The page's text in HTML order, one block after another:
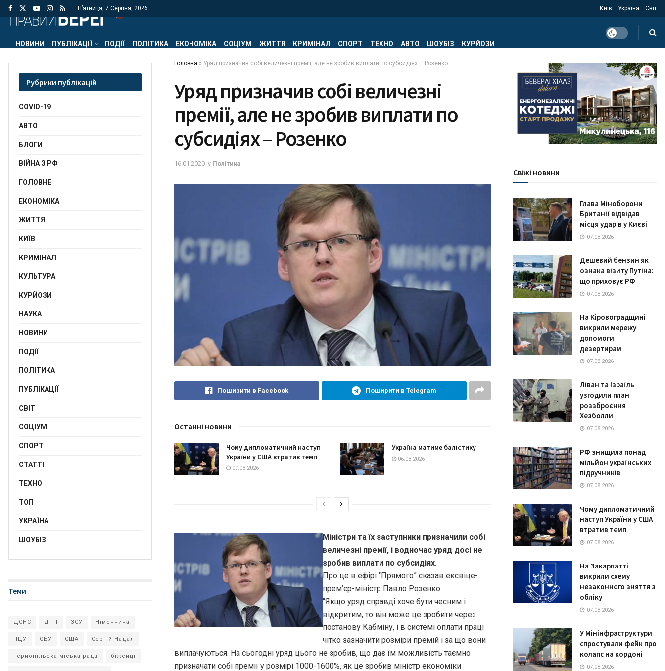
П’ятниця, 7 Серпня, 2026 Київ Україна Світ
НОВИНИ ПУБЛІКАЦІЇ ПОДІЇ ПОЛІТИКА ЕКОНОМІКА СОЦІУМ ЖИТТЯ КРИМІНАЛ СПОРТ ТЕХНО АВТО ШОУБІЗ КУРЙОЗИ
Головна » Уряд призначив собі величезні премії, але не зробив виплати по субсидіях – Розенко
Уряд призначив собі величезні
премії, але не зробив виплати по
субсидіях – Розенко
16.01.2020 у Політика
Поширити в Facebook Поширити в Telegram
Останні новини
Чому дипломатичний наступ
України у США втратив темп
07.08.2026
Україна матиме балістику
06.08.2026
Міністри та їх заступники призначили собі
величезні премії, і водночас уряд досі не
зробив виплати по субсидіях.
Про це в ефірі “Прямого” сказав ексвіце-
прем’єр-міністр Павло Розенко.
“Якщо уряд справді хоче бути чесним і
відкритим, то він може це зробити через
постанову Кабміну, і в системі оплати праці
чітко зазначити розміри премій і за що вони
виплачуються. На сьогодні уряд цього не зробив, що дає їм можливість таємно
призначати собі премії у розмірі 1000-1600%, як це зробив міністр економіки
Рубрики публікацій
COVID-19
АВТО
БЛОГИ
ВІЙНА З РФ
ГОЛОВНЕ
ЕКОНОМІКА
ЖИТТЯ
КИЇВ
КРИМІНАЛ
КУЛЬТУРА
КУРЙОЗИ
НАУКА
НОВИНИ
ПОДІЇ
ПОЛІТИКА
ПУБЛІКАЦІЇ
СВІТ
СОЦІУМ
СПОРТ
СТАТТІ
ТЕХНО
ТОП
УКРАЇНА
ШОУБІЗ
Теми
ДСНС ДТП ЗСУ Німеччина
ПЦУ СБУ США Сергій Надал
Тернопільска міська рада біженці
Свіжі новини
Глава Міноборони
Британії відвідав
місця ударів у Києві
07.08.2026
Дешевий бензин як
ознака візиту Путіна:
що приховує РФ
07.08.2026
На Кіровоградщині
викрили мережу
допомоги
дезертирам
07.08.2026
Ліван та Ізраїль
узгодили план
роззброєння
Хезболли
07.08.2026
РФ знищила понад
мільйон українських
підручників
07.08.2026
Чому дипломатичний
наступ України у США
втратив темп
07.08.2026
На Закарпатті
викрили схему
незаконного зняття з
обліку
07.08.2026
У Мінінфраструктури
спростували фейк про
колапс на кордоні
07.08.2026